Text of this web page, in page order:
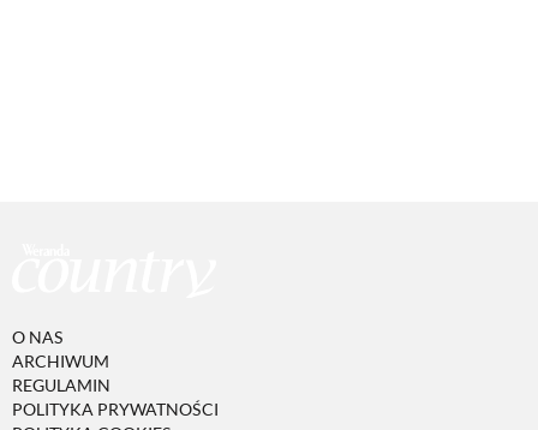
O NAS
ARCHIWUM
REGULAMIN
POLITYKA PRYWATNOŚCI